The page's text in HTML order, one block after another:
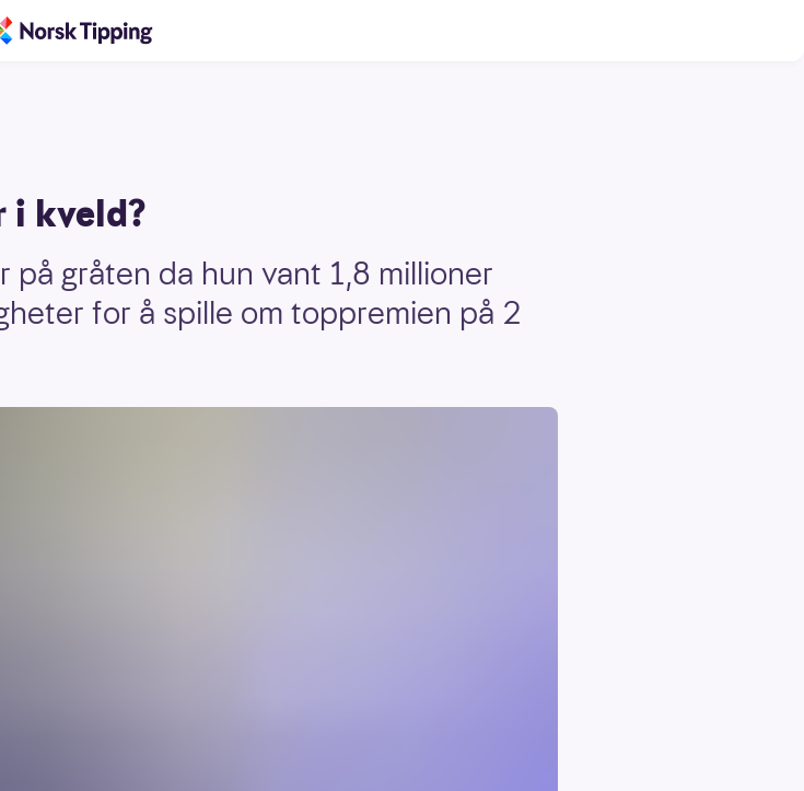
i kveld?
på gråten da hun vant 1,8 millioner
for å spille om toppremien på 2